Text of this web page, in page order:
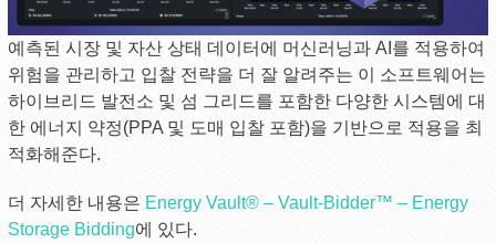
예측된 시장 및 자산 상태 데이터에 머신러닝과 AI를 적용하여
위험을 관리하고 입찰 전략을 더 잘 알려주는 이 소프트웨어는
하이브리드 발전소 및 섬 그리드를 포함한 다양한 시스템에 대
한 에너지 약정(PPA 및 도매 입찰 포함)을 기반으로 적용을 최
적화해준다.
더 자세한 내용은 Energy Vault® – Vault-Bidder™️ – Energy
Storage Bidding에 있다.